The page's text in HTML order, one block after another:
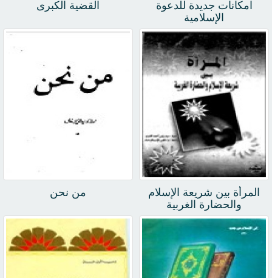
امكانات جديدة للدعوة
الإسلامية
القضية الكبرى
المرأة بين شريعة الإسلام
والحضارة الغربية
من نحن